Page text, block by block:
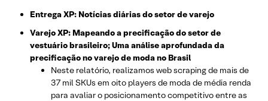
Entrega XP: Notícias diárias do setor de varejo
Varejo XP: Mapeando a precificação do setor de
vestuário brasileiro; Uma análise aprofundada da
precificação no varejo de moda no Brasil
Neste relatório, realizamos web scraping de mais de
37 mil SKUs em oito players de moda de média renda
para avaliar o posicionamento competitivo entre as